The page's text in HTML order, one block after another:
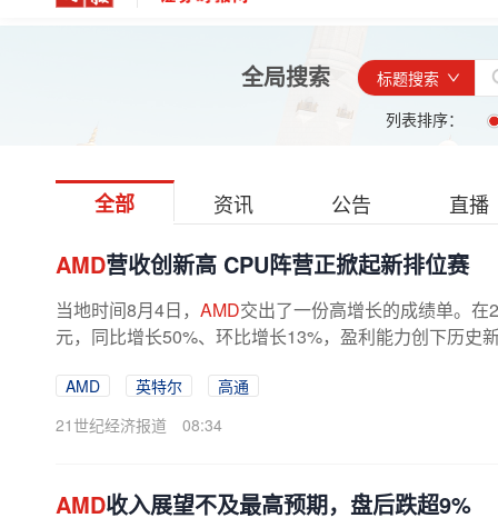
全局搜索
标题搜索
列表排序：
全部 资讯 公告 直播
AMD营收创新高 CPU阵营正掀起新排位赛
当地时间8月4日， AMD交出了一份高增长的成绩单。
元，同比增长50%、环比增长13%，盈利能力创下历史
AMD 英特尔
高通
21世纪经济报道
08:34
AMD收入展望不及最高预期，盘后跌超9%